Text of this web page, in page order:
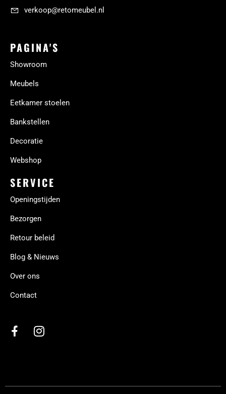
verkoop@retomeubel.nl
PAGINA'S
Showroom
Meubels
Eetkamer stoelen
Bankstellen
Decoratie
Webshop
SERVICE
Openingstijden
Bezorgen
Retour beleid
Blog & Nieuws
Over ons
Contact